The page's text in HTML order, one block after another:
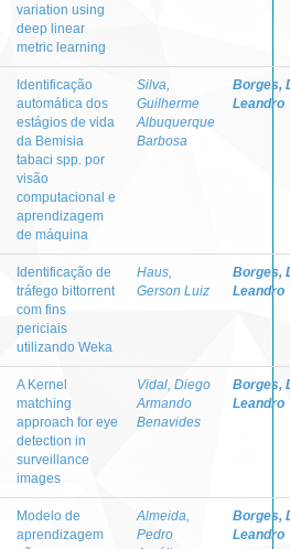
variation using
deep linear
metric learning
Identificação
automática dos
estágios de vida
da Bemisia
tabaci spp. por
visão
computacional e
aprendizagem
de máquina
Silva,
Guilherme
Albuquerque
Barbosa
Borges,
Leandro
Identificação de
tráfego bittorrent
com fins
periciais
utilizando Weka
Haus,
Gerson Luiz
Borges,
Leandro
A Kernel
matching
approach for eye
detection in
surveillance
images
Vidal, Diego
Armando
Benavides
Borges,
Leandro
Modelo de
aprendizagem
Almeida,
Pedro
Borges,
Leandro